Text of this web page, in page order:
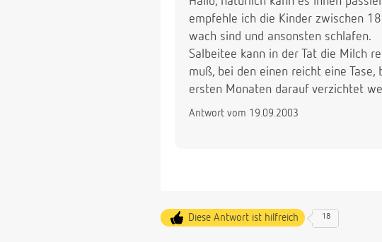
empfehle ich die Kinder zwischen
wach sind und ansonsten schlafen.
Salbeitee kann in der Tat die Milch
muß, bei den einen reicht eine
ersten Monaten darauf verzichtet
Antwort vom 19.09.2003
Diese Antwort ist hilfreich 18